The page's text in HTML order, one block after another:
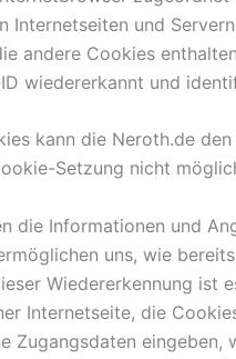
Internetseiten und
andere Cookies
wiedererkannt und
kann die Neroth.de
Setzung nicht
die Informationen und
uns, wie
Wiedererkennung ist
Internetseite, die
Zugangsdaten